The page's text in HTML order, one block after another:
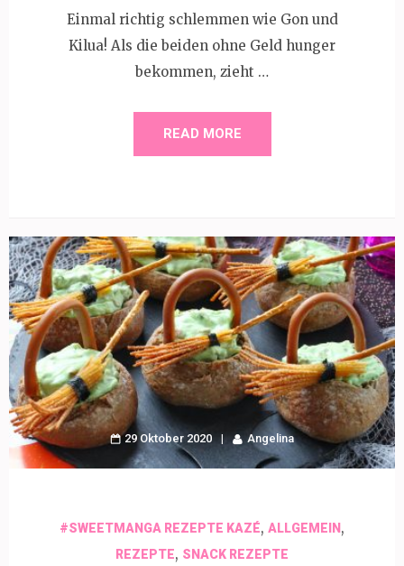
Einmal richtig schlemmen wie Gon und
Kilua! Als die beiden ohne Geld hunger
bekommen, zieht …
READ MORE
29 Oktober 2020 Angelina
#SWEETMANGA REZEPTE KAZÉ, ALLGEMEIN ,
REZEPTE, SNACK REZEPTE